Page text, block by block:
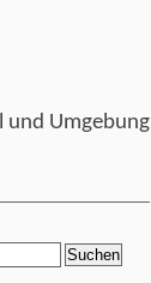
und Umgebung